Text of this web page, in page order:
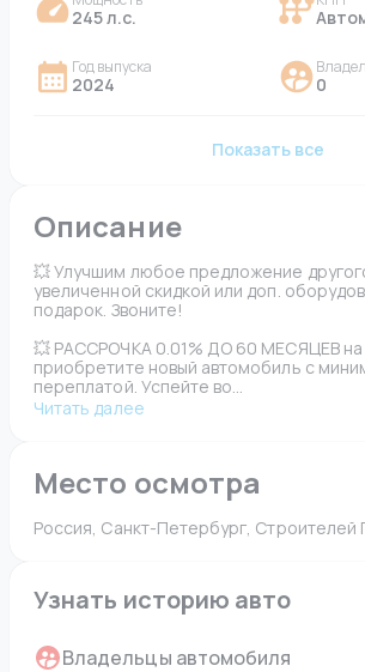
245 л.с.
Год выпуска
2024 0
Показать все
Описание
💥 Улучшим любое предложение
увеличенной скидкой или доп.
подарок. Звоните!
💥 РАССРОЧКА 0.01% ДО 60 МЕСЯЦЕВ на
приобретите новый автомобиль с
переплатой. Успейте во...
Читать далее
Место осмотра
Россия, Санкт-Петербург, Строителей
Узнать историю авто
Владельцы автомобиля